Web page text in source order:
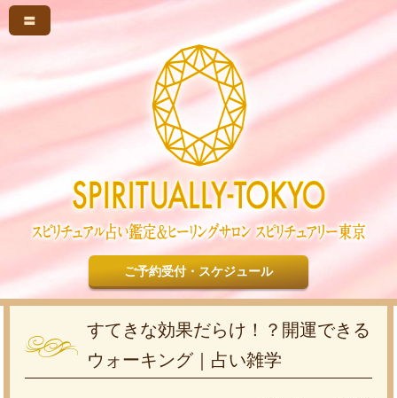
〓
ご予約受付・スケジュール
すてきな効果だらけ！？開運できる
ウォーキング｜占い雑学